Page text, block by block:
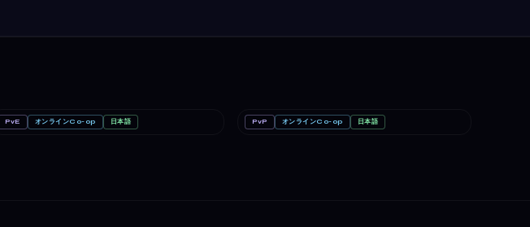
どろぼうノーム
PvE オンラインCo-op 日本語 めっちゃカメレオン
PvP オンラインCo-op 日本語